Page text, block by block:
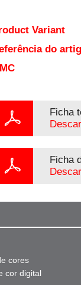
Variant
do
Ficha
Ficha
cores
cor digital